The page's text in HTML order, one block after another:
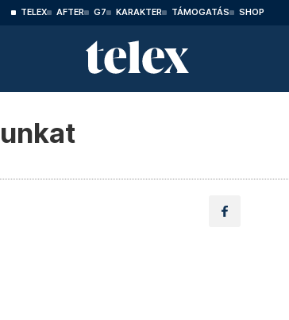
TELEX AFTER G7 KARAKTER TÁMOGATÁS SHOP